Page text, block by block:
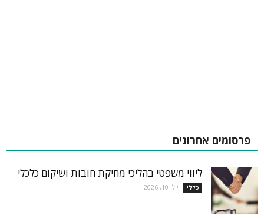
פרסומים אחרונים
ליווי משפטי בהליכי מחיקת חובות ושיקום כלכלי
כללי יולי 10, 2026